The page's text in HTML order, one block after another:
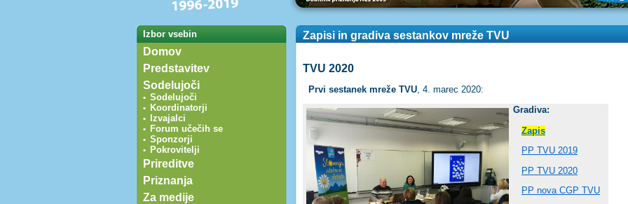
Izbor vsebin
Domov
Predstavitev
Sodelujoči
• Sodelujoči
• Koordinatorji
• Izvajalci
• Forum učečih se
• Sponzorji
• Pokrovitelji
Prireditve
Priznanja
Za medije
Zapisi in gradiva sestankov mreže TVU
TVU 2020
Prvi sestanek mreže TVU, 4. marec 2020:
Gradiva:
Zapis
PP TVU 2019
PP TVU 2020
PP nova CGP TVU